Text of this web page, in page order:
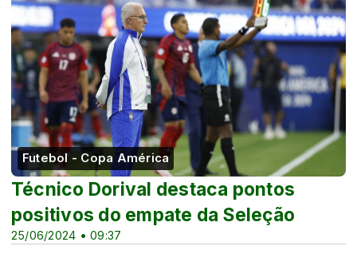
Futebol - Copa América
25/06/2024 • 09:37
Técnico Dorival destaca pontos
positivos do empate da Seleção